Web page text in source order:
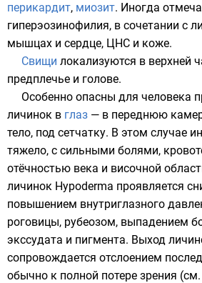
перикардит, миозит. Иногда
гиперэозинофилия, в сочетании с
мышцах и сердце, ЦНС и коже.
Свищи локализуются в верхней
предплечье и голове.
Особенно опасны для человека
личинок в глаз — в переднюю
тело, под сетчатку. В этом случае
тяжело, с сильными болями,
отёчностью века и височной
личинок Hypoderma проявляется
повышением внутриглазного
роговицы, рубеозом, выпадением
экссудата и пигмента. Выход
сопровождается отслоением
обычно к полной потере зрения (см.